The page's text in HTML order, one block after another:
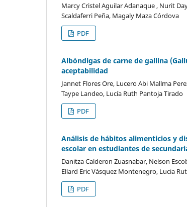
Marcy Cristel Aguilar Adanaque , Nurit
Scaldaferri Peña, Magaly Maza Córdova
PDF
Albóndigas de carne de gallina
aceptabilidad
Jannet Flores Ore, Lucero Abi Mallma
Taype Landeo, Lucía Ruth Pantoja Tirado
PDF
Análisis de hábitos alimenticios y
escolar en estudiantes de
Danitza Calderon Zuasnabar, Nelson
Ellard Eric Vásquez Montenegro, Lucia
PDF